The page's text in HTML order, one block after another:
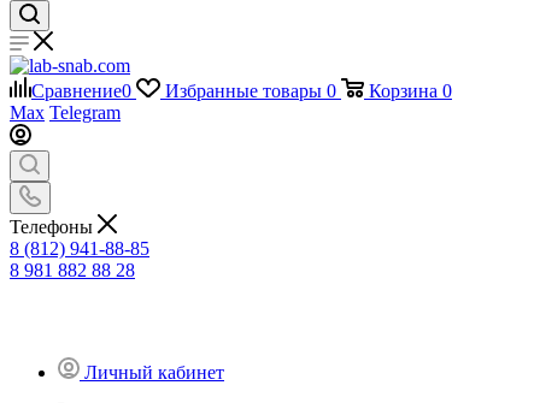
Сравнение0 Избранные товары 0 Корзина 0
Max Telegram
Телефоны
8 (812) 941-88-85
8 981 882 88 28
Личный кабинет